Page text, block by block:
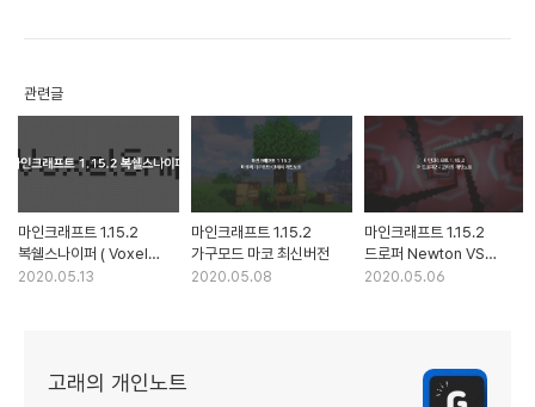
관련글
마인크래프트 1.15.2
복쉘스나이퍼 ( Voxel
Sniper ) 최신
2020.05.13
마인크래프트 1.15.2
가구모드 마코 최신버전
2020.05.08
마인크래프트 1.15.2
드로퍼 Newton VS
Darwin
2020.05.06
고래의 개인노트